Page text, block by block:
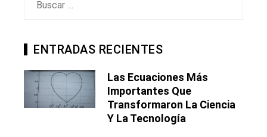
ENTRADAS RECIENTES
Las Ecuaciones Más
Importantes Que
Transformaron La Ciencia
Y La Tecnología